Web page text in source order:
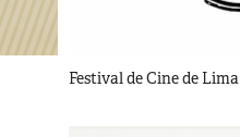
Festival de Cine de Lima